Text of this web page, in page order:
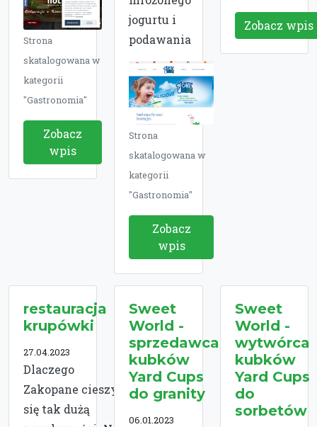
Strona
skatalogowana w
kategorii
"Gastronomia"
Zobacz
wpis
jogurtu i
podawania
Strona
skatalogowana w
kategorii
"Gastronomia"
Zobacz
wpis
Zobacz wpis
restauracja
krupówki
27.04.2023
Dlaczego
Zakopane cieszy
się tak dużą
Sweet
World -
sprzedawca
kubków
Yard Cups
do granity
06.01.2023
Sweet
World -
wytwórca
kubków
Yard Cups
do
sorbetów